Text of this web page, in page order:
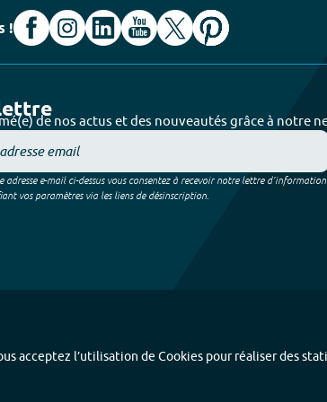
!
de nos actus et des nouveautés grâce à notre
adresse e-mail ci-dessus vous consentez à recevoir notre lettre
vos paramètres via les liens de désinscription.
acceptez l’utilisation de Cookies pour réaliser des